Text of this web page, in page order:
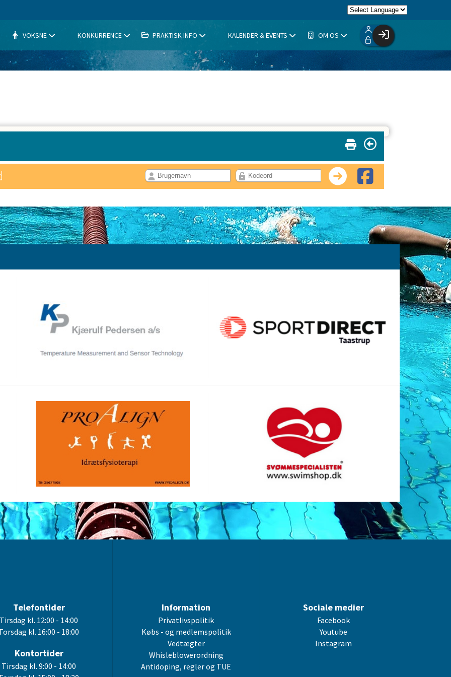
VOKSNE KONKURRENCE PRAKTISK INFO KALENDER & EVENTS OM OS
Facebook login
Telefontider
Tirsdag kl. 12:00 - 14:00
kl. 16:00 - 18:00
Kontortider
Tirsdag kl. 9:00 - 14:00
Information
Privatlivspolitik
Købs - og medlemspolitik
Vedtægter
Whisleblowerordning
Antidoping, regler og TUE
Sociale medier
Facebook
Youtube
Instagram